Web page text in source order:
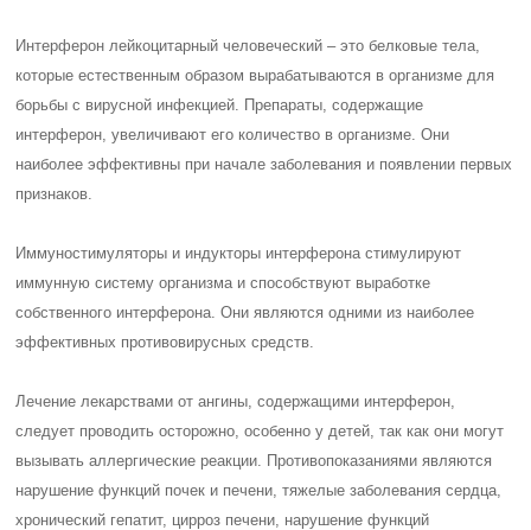
Интерферон лейкоцитарный человеческий – это белковые тела,
которые естественным образом вырабатываются в организме для
борьбы с вирусной инфекцией. Препараты, содержащие
интерферон, увеличивают его количество в организме. Они
наиболее эффективны при начале заболевания и появлении первых
признаков.
Иммуностимуляторы и индукторы интерферона стимулируют
иммунную систему организма и способствуют выработке
собственного интерферона. Они являются одними из наиболее
эффективных противовирусных средств.
Лечение лекарствами от ангины, содержащими интерферон,
следует проводить осторожно, особенно у детей, так как они могут
вызывать аллергические реакции. Противопоказаниями являются
нарушение функций почек и печени, тяжелые заболевания сердца,
хронический гепатит, цирроз печени, нарушение функций